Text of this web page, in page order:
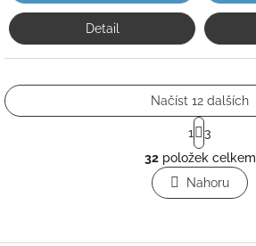
Detail
O
v
l
á
Načíst 12 dalších
S
t
r
á
n
k
1
3
32položek celkem
Nahoru